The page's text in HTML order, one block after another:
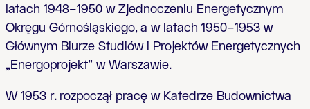
latach 1948–1950 w Zjednoczeniu Energetycznym
Okręgu Górnośląskiego, a w latach 1950–1953 w
Głównym Biurze Studiów i Projektów Energetycznych
„Energoprojekt” w Warszawie.
W 1953 r. rozpoczął pracę w Katedrze Budownictwa